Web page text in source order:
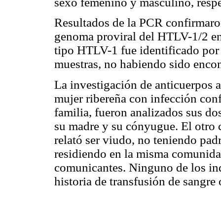
Resultados de la PCR
genoma proviral del HTLV-1/2
tipo HTLV-1 fue identificado por
muestras, no habiendo sido
La investigación de anticuerpos
mujer ribereña con infección
familia, fueron analizados sus
su madre y su cónyugue. El
relató ser viudo, no teniendo
residiendo en la misma
comunicantes. Ninguno de los
historia de transfusión de sangre